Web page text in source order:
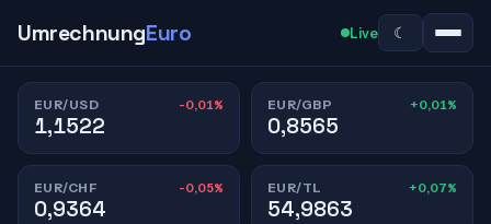
UmrechnungEuro Live ☾
EUR/USD -0,01%
1,1522
EUR/GBP +0,01%
0,8565
EUR/CHF -0,05%
0,9364
EUR/TL +0,07%
54,9863